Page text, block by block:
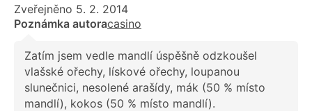
Zveřejněno 5. 2. 2014
Poznámka autoracasino
Zatím jsem vedle mandlí úspěšně odzkoušel
vlašské ořechy, lískové ořechy, loupanou
slunečnici, nesolené arašídy, mák (50 % místo
mandlí), kokos (50 % místo mandlí).